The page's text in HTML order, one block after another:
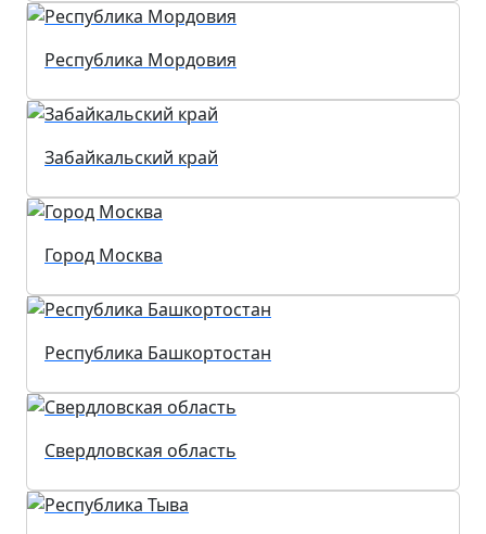
Республика Мордовия
Забайкальский край
Город Москва
Республика Башкортостан
Свердловская область